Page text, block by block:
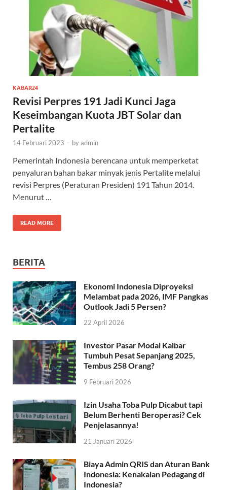
KABAR24
Revisi Perpres 191 Jadi Kunci Jaga
Keseimbangan Kuota JBT Solar dan
Pertalite
14 Februari 2023 - byadmin
Pemerintah Indonesia berencana untuk memperketat
penyaluran bahan bakar minyak jenis Pertalite melalui
revisi Perpres (Peraturan Presiden) 191 Tahun 2014.
Menurut …
READ MORE
BERITA
Ekonomi Indonesia Diproyeksi
Melambat pada 2026, IMF Pangkas
Outlook Jadi 5 Persen?
22 April 2026
Investor Pasar Modal Kalbar
Tumbuh Pesat Sepanjang 2025,
Tembus 258 Orang?
9 Februari 2026
Izin Usaha Toba Pulp Dicabut tapi
Belum Berhenti Beroperasi? Cek
Penjelasannya!
21 Januari 2026
Biaya Admin QRIS dan Aturan Bank
Indonesia: Kenakalan Pedagang di
Indonesia?